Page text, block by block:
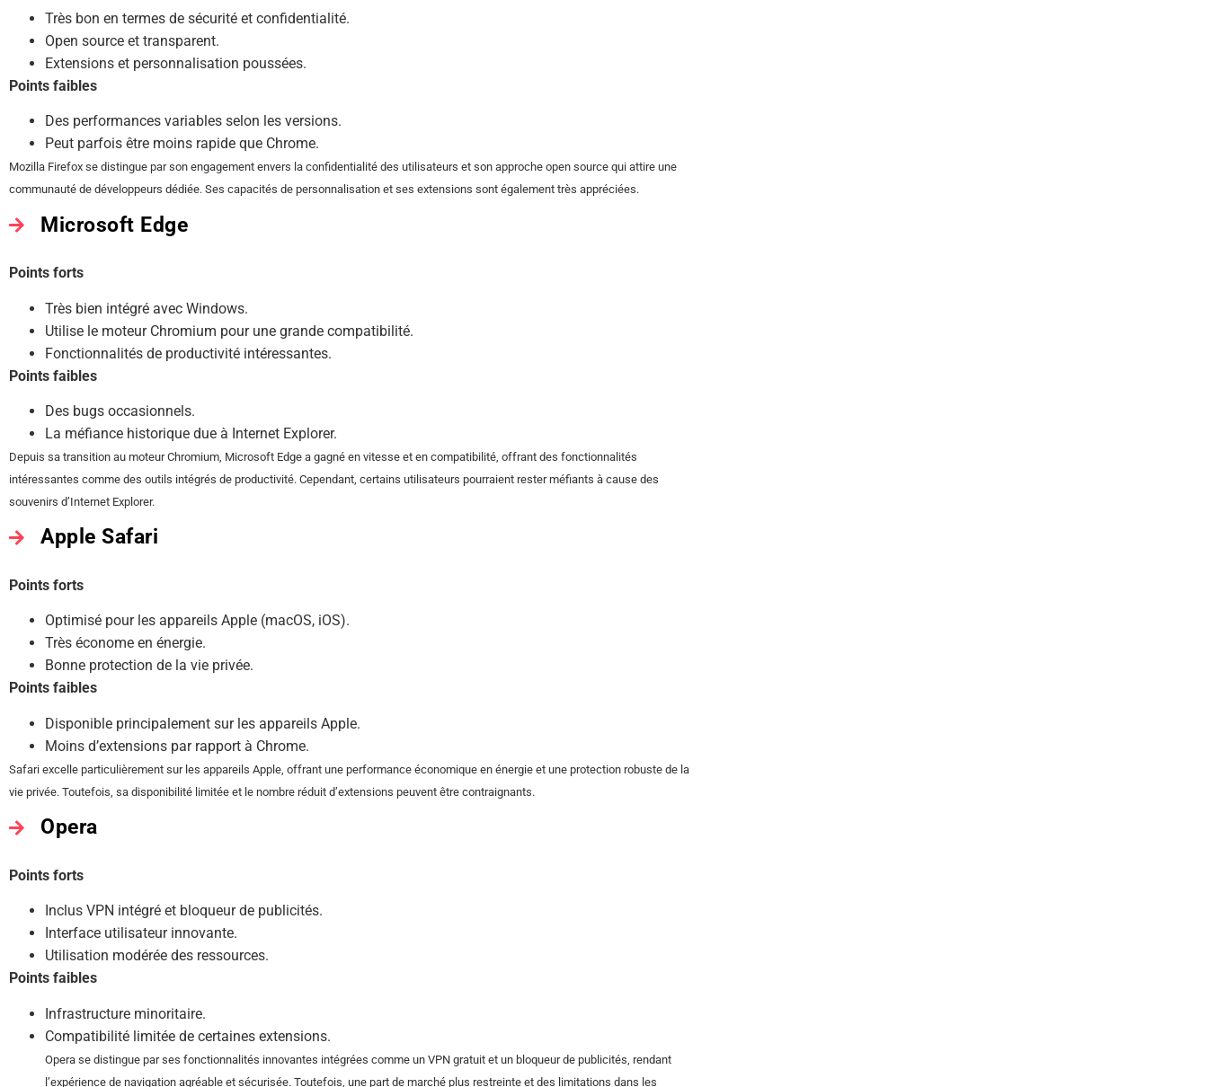
Très bon en termes de sécurité et confidentialité.
Open source et transparent.
Extensions et personnalisation poussées.
Points faibles
Des performances variables selon les versions.
Peut parfois être moins rapide que Chrome.
Mozilla Firefox se distingue par son engagement envers la confidentialité des utilisateurs et son approche open source qui attire une
communauté de développeurs dédiée. Ses capacités de personnalisation et ses extensions sont également très appréciées.
Microsoft Edge
Points forts
Très bien intégré avec Windows.
Utilise le moteur Chromium pour une grande compatibilité.
Fonctionnalités de productivité intéressantes.
Points faibles
Des bugs occasionnels.
La méfiance historique due à Internet Explorer.
Depuis sa transition au moteur Chromium, Microsoft Edge a gagné en vitesse et en compatibilité, offrant des fonctionnalités
intéressantes comme des outils intégrés de productivité. Cependant, certains utilisateurs pourraient rester méfiants à cause des
souvenirs d’Internet Explorer.
Apple Safari
Points forts
Optimisé pour les appareils Apple (macOS, iOS).
Très économe en énergie.
Bonne protection de la vie privée.
Points faibles
Disponible principalement sur les appareils Apple.
Moins d’extensions par rapport à Chrome.
Safari excelle particulièrement sur les appareils Apple, offrant une performance économique en énergie et une protection robuste de la
vie privée. Toutefois, sa disponibilité limitée et le nombre réduit d’extensions peuvent être contraignants.
Opera
Points forts
Inclus VPN intégré et bloqueur de publicités.
Interface utilisateur innovante.
Utilisation modérée des ressources.
Points faibles
Infrastructure minoritaire.
Compatibilité limitée de certaines extensions.
Opera se distingue par ses fonctionnalités innovantes intégrées comme un VPN gratuit et un bloqueur de publicités, rendant
l’expérience de navigation agréable et sécurisée. Toutefois, une part de marché plus restreinte et des limitations dans les